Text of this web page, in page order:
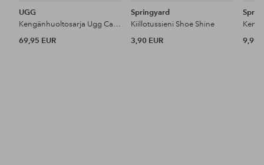
UGG
Kengänhuoltosarja Ugg Care Kit
69,95 EUR
Springyard
Kiillotussieni Shoe Shine
3,90 EUR
9,90